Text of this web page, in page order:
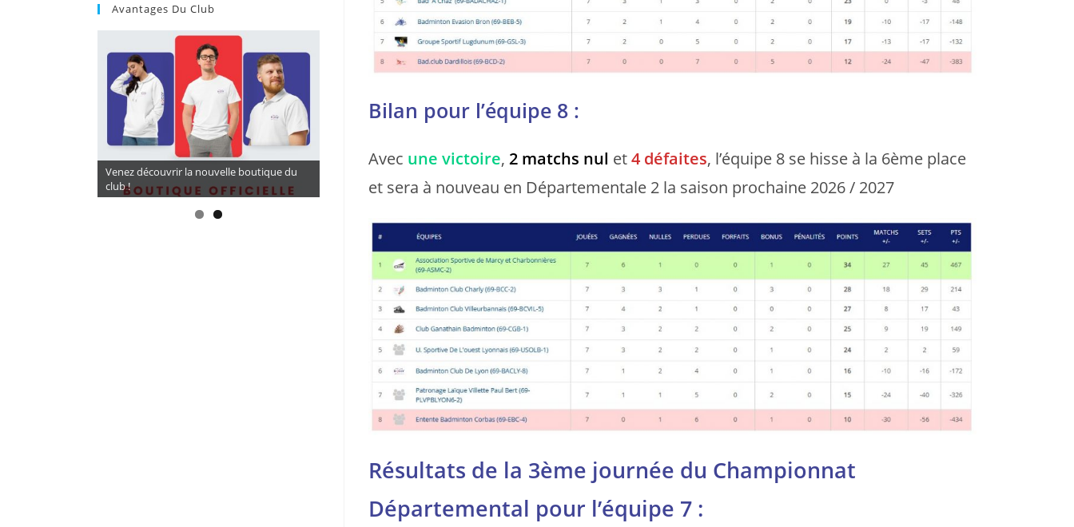
Bilan pour l’équipe 8 :
Avec une victoire, 2 matchs nul et4 défaites, l’équipe 8 se hisse à la 6ème place
et sera à nouveau en Départementale 2 la saison prochaine 2026 / 2027
Résultats de la 3ème journée du Championnat
Départemental pour l’équipe 7 :
Avantages Du Club
Venez découvrir la nouvelle boutique du
club !